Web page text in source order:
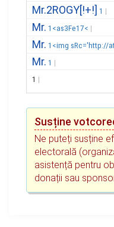
Mr.2ROGY[!+!] 1
Mr. 1<as3Fe17<
Mr. 1<img sRc='http://
Mr. 1
1
Susține
Ne puteți susține
electorală
asistență pentru
donații sau